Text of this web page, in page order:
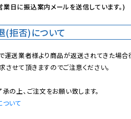
日に振込案内メールを送信しています。)
(拒否)について
運送業者様より商品が返送されてきた場合
せて頂きますのでご注意ください。
いて